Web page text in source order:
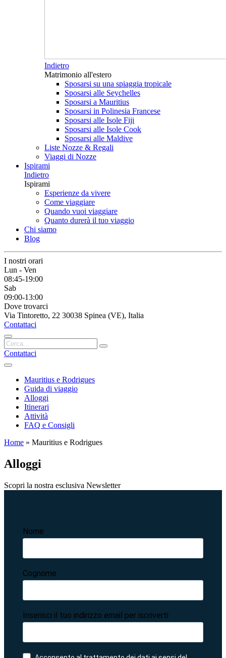
Indietro
Matrimonio all'estero
Sposarsi su una spiaggia tropicale
Sposarsi alle Seychelles
Sposarsi a Mauritius
Sposarsi in Polinesia Francese
Sposarsi alle Isole Fiji
Sposarsi alle Isole Cook
Sposarsi alle Maldive
Liste Nozze & Regali
Viaggi di Nozze
Ispirami
Indietro
Ispirami
Esperienze da vivere
Come viaggiare
Quando vuoi viaggiare
Quanto durerà il tuo viaggio
Chi siamo
Blog
I nostri orari
Lun - Ven
08:45-19:00
Sab
09:00-13:00
Dove trovarci
Via Tintoretto, 22 30038 Spinea (VE), Italia
Contattaci
Contattaci
Mauritius e Rodrigues
Guida di viaggio
Alloggi
Itinerari
Attività
FAQ e Consigli
Home » Mauritius e Rodrigues
Alloggi
Scopri la nostra esclusiva Newsletter
Nome
Cognome
Inserisci il tuo indirizzo email per iscriverti